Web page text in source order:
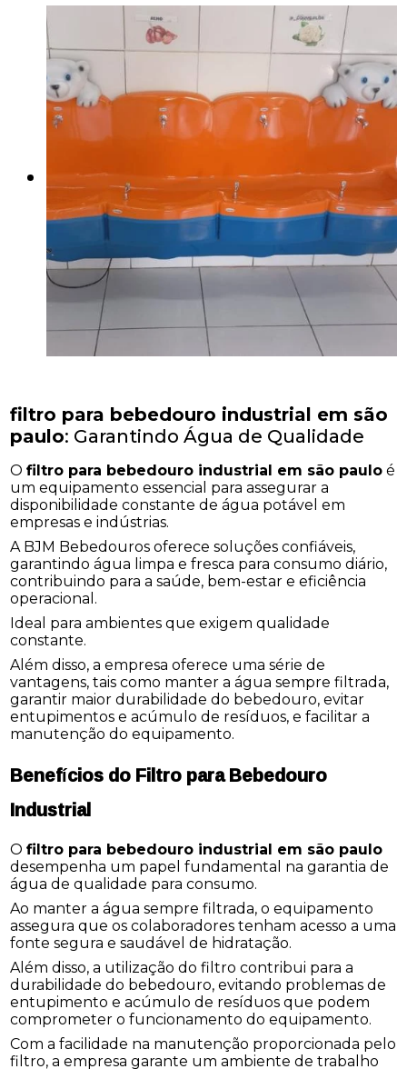
filtro para bebedouro industrial em são
paulo: Garantindo Água de Qualidade
Ofiltro para bebedouro industrial em são paulo é
um equipamento essencial para assegurar a
disponibilidade constante de água potável em
empresas e indústrias.
A BJM Bebedouros oferece soluções confiáveis,
garantindo água limpa e fresca para consumo diário,
contribuindo para a saúde, bem-estar e eficiência
operacional.
Ideal para ambientes que exigem qualidade
constante.
Além disso, a empresa oferece uma série de
vantagens, tais como manter a água sempre filtrada,
garantir maior durabilidade do bebedouro, evitar
entupimentos e acúmulo de resíduos, e facilitar a
manutenção do equipamento.
Benefícios do Filtro para Bebedouro
Industrial
Ofiltro para bebedouro industrial em são paulo
desempenha um papel fundamental na garantia de
água de qualidade para consumo.
Ao manter a água sempre filtrada, o equipamento
assegura que os colaboradores tenham acesso a uma
fonte segura e saudável de hidratação.
Além disso, a utilização do filtro contribui para a
durabilidade do bebedouro, evitando problemas de
entupimento e acúmulo de resíduos que podem
comprometer o funcionamento do equipamento.
Com a facilidade na manutenção proporcionada pelo
filtro, a empresa garante um ambiente de trabalho